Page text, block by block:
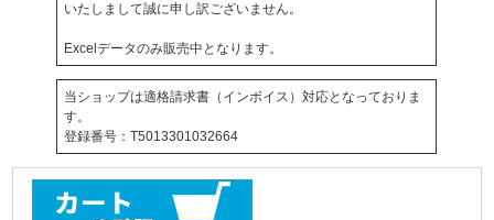
いたしまして誠に申し訳ございません。
Excelデータのみ販売中となります。
当ショップは適格請求書（インボイス）対応となっておりま
す。
登録番号：T5013301032664